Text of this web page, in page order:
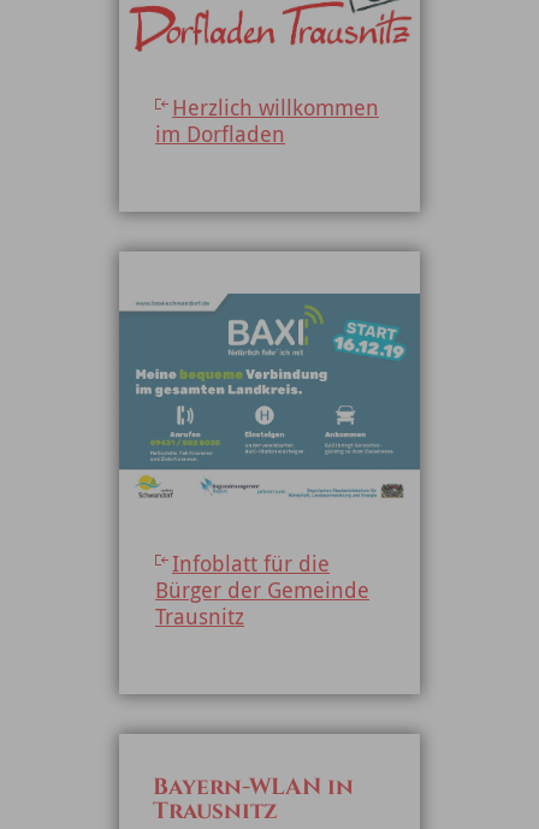
Herzlich willkommen
im Dorfladen
Infoblatt für die
Bürger der Gemeinde
Trausnitz
Bayern-WLAN in
Trausnitz